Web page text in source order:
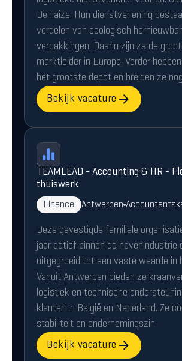
Delhaize. Hun dienstverlening
verdelen van ecologisch
verpakkingen. Daarin zijn ze de
marktleider in Europa. Verder
het grootste depot en breiden ze
Bekijk vacature
TEAMLEAD - Accounting & HR -
thuiswerk
Finance Antwerpen
Deze gevestigde familiale
jaar actief binnen de havenindustrie
uitgegroeid tot een vaste waarde in
Vanuit Antwerpen bieden ze
logistiek en technische
klanten in België en Nederland. Ze
stabiliteit en ondernemingszin.
Bekijk vacature